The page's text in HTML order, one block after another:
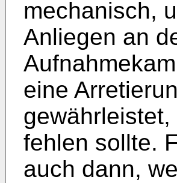
mechanisch,
Anliegen an
eine
fehlen sollte.
auch dann,